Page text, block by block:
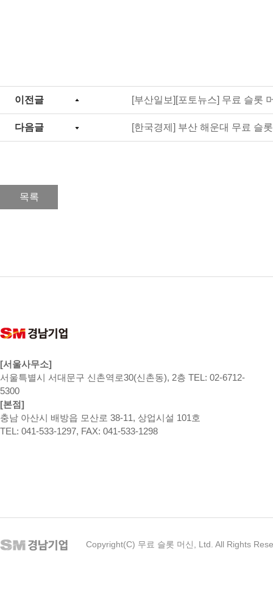
이전글 [부산일보][포토뉴스] 무료 슬롯
다음글 [한국경제] 부산 해운대 무료 슬
목록
[서울사무소]
서울특별시 서대문구 신촌역로30(신촌동), 2층 TEL: 02-6712-
5300
[본점]
충남 아산시 배방읍 모산로 38-11, 상업시설 101호
TEL: 041-533-1297, FAX: 041-533-1298
Copyright(C) 무료 슬롯 머신, Ltd. All Rights